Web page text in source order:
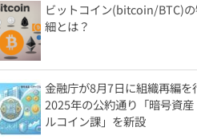
ビットコイン(bitcoin/BTC)
細とは？
金融庁が8月7日に組織再編を
2025年の公約通り「暗号資産
ルコイン課」を新設